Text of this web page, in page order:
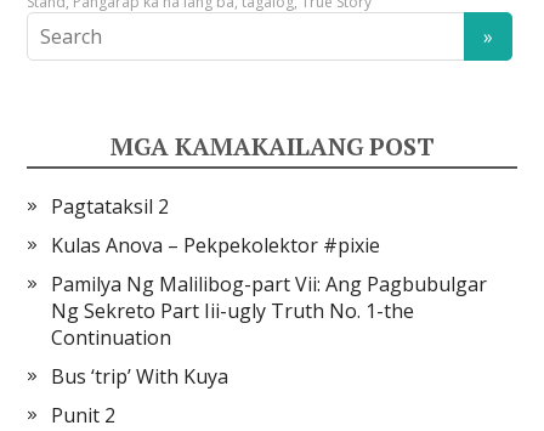
MGA KAMAKAILANG POST
Pagtataksil 2
Kulas Anova – Pekpekolektor #pixie
Pamilya Ng Malilibog-part Vii: Ang Pagbubulgar
Ng Sekreto Part Iii-ugly Truth No. 1-the
Continuation
Bus ‘trip’ With Kuya
Punit 2